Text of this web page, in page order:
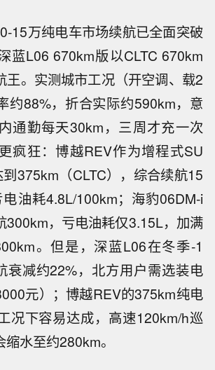
15万纯电车市场续航已全面突破
蓝L06 670km版以CLTC 670km
王。实测城市工况（开空调、载2
约88%，折合实际约590km，意
通勤每天30km，三周才充一次
疯狂：博越REV作为增程式SU
375km（CLTC），综合续航15
油耗4.8L/100km；海豹06DM-i
300km，亏电油耗仅3.15L，加满
。但是，深蓝L06在冬季-1
减约22%，北方用户需选装电
元）；博越REV的375km纯电
况下容易达成，高速120km/h巡
水至约280km。